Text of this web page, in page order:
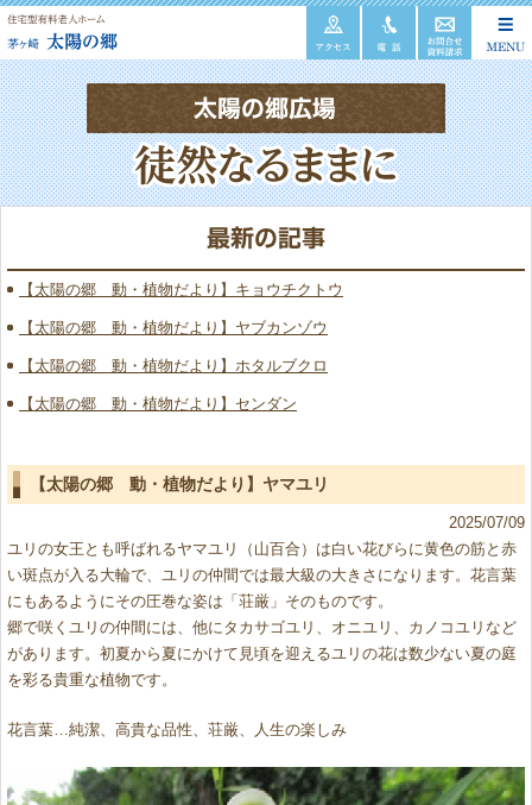
【太陽の郷 動・植物だより】キョウチクトウ
【太陽の郷 動・植物だより】ヤブカンゾウ
【太陽の郷 動・植物だより】ホタルブクロ
【太陽の郷 動・植物だより】センダン
【太陽の郷 動・植物だより】ヤマユリ
2025/07/09
ユリの女王とも呼ばれるヤマユリ（山百合）は白い花びらに黄色の筋と赤
い斑点が入る大輪で、ユリの仲間では最大級の大きさになります。花言葉
にもあるようにその圧巻な姿は「荘厳」そのものです。
郷で咲くユリの仲間には、他にタカサゴユリ、オニユリ、カノコユリなど
があります。初夏から夏にかけて見頃を迎えるユリの花は数少ない夏の庭
を彩る貴重な植物です。
花言葉…純潔、高貴な品性、荘厳、人生の楽しみ